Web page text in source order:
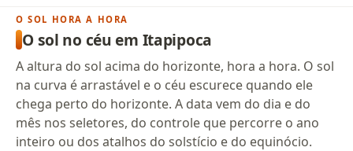
O SOL HORA A HORA
O sol no céu em Itapipoca
A altura do sol acima do horizonte, hora a hora. O sol
na curva é arrastável e o céu escurece quando ele
chega perto do horizonte. A data vem do dia e do
mês nos seletores, do controle que percorre o ano
inteiro ou dos atalhos do solstício e do equinócio.